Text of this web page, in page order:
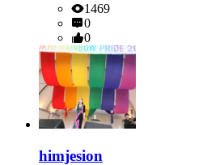
1469
0
0
himjesion